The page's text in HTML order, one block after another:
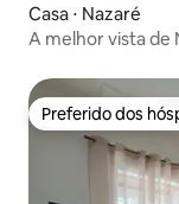
Casa ⋅ Nazaré
A melhor vista
Preferido dos
Preferido dos